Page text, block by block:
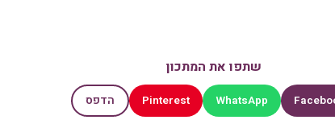
שתפו את המתכון
WhatsApp
Pinterest הדפס